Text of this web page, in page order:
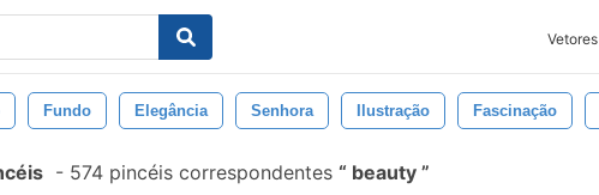
Vetores
Fundo Elegância Senhora Ilustração Fascinação
- 574 pincéis correspondentes beauty